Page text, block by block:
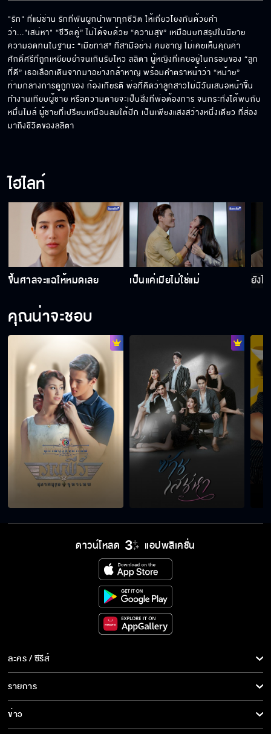
ซ่านเสน่หา วันนี้เสนอตอนแรก
ผู้ชายจะเป็นใหญ่แค่ไหน รักผู้หญิงไม่ได้หรอ
ผมไม่อยากให้ลูกสาวมีผัว 2 คน
เราเลิกกันเถอะ
ผู้ชายคนไหนไม่รักก็โง่เต็มทน
ความสัมพันธ์ของจูบคือ คนที่ถูกจูบตอบสนอง
ใคร
ไม่มีใครลืมรักแรกได้หรอก
ปฏิบัติกับทุกคนเหมือนกัน
ผมรักเขาทุกลมหายใจ
"รัก" ที่แผ่ซ่าน รักที่พันผูกนำพาทุกชีวิต ให้เกี่ยวโยงกันด้วยคำ
ว่า..."เสน่หา" “ชีวิตคู่” ไม่ได้จบด้วย “ความสุข” เหมือนบทสรุปในนิยาย
ความอดทนในฐานะ “เมียทาส” ที่สามีอย่าง คมชาญ ไม่เคยเห็นคุณค่า
ศักดิ์ศรีที่ถูกเหยียบย่ำจนเกินรับไหว ลลิตา ผู้หญิงที่เคยอยู่ในกรอบของ “ลูก
ที่ดี” เธอเลือกเดินจากมาอย่างกล้าหาญ พร้อมคำตราหน้าว่า “หม้าย”
ท่ามกลางการดูถูกของ ก้องเกียรติ พ่อที่คิดว่าลูกสาวไม่มีวันเสนอหน้าขึ้น
ทำงานเทียบผู้ชาย หรือความตายจะเป็นสิ่งที่พ่อต้องการ จนกระทั่งได้พบกับ
หมื่นไมล์ ผู้ชายที่เปรียบเหมือนลมใต้ปีก เป็นเพียงแสงสว่างหนึ่งเดียว ที่ส่อง
มาถึงชีวิตของลลิตา
ไฮไลท์
ขึ้นศาลจะแฉให้หมดเลย เป็นแค่เมียไม่ใช่แม่ ยังไ
คุณน่าจะชอบ
ดาวน์โหลด แอปพลิเคชั่น
ละคร / ซีรีส์
ละคร/ซีรีส์
ซีรีส์นานาชาติ
การ์ตูน & เกม
รายการ
รายการทั้งหมด
ข่าว